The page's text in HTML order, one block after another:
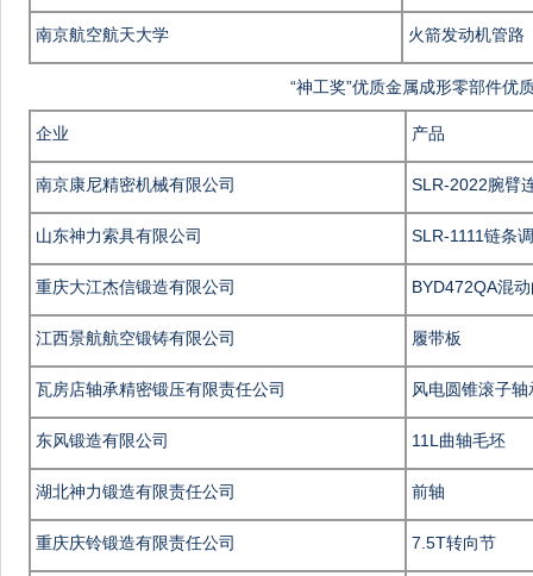
南京航空航天大学 火箭发动机管路
“神工奖”优质金属成形零部件优
企业 产品
南京康尼精密机械有限公司 SLR-2022腕臂
山东神力索具有限公司 SLR-1111链条
重庆大江杰信锻造有限公司 BYD472QA混
江西景航航空锻铸有限公司 履带板
瓦房店轴承精密锻压有限责任公司 风电圆锥滚子
东风锻造有限公司 11L曲轴毛坯
湖北神力锻造有限责任公司 前轴
重庆庆铃锻造有限责任公司 7.5T转向节